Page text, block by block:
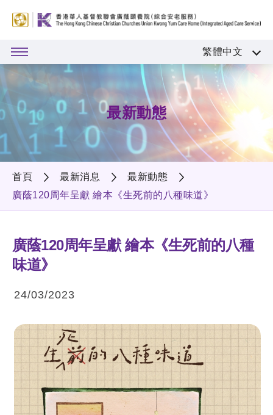
繁體中文
最新動態
首頁 最新消息
最新動態
廣蔭120周年呈獻 繪本《生死前的八種味道》
廣蔭120周年呈獻 繪本《生死前的八種
味道》
24/03/2023